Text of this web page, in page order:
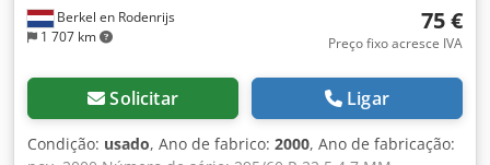
Berkel en Rodenrijs
1 707 km
75 €
Preço fixo acresce IVA
Solicitar Ligar
Condição: usado, Ano de fabrico: 2000, Ano de fabricação: